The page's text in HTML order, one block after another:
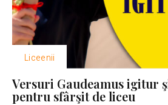
Liceenii
Versuri Gaudeamus igitur
pentru sfârşit de liceu